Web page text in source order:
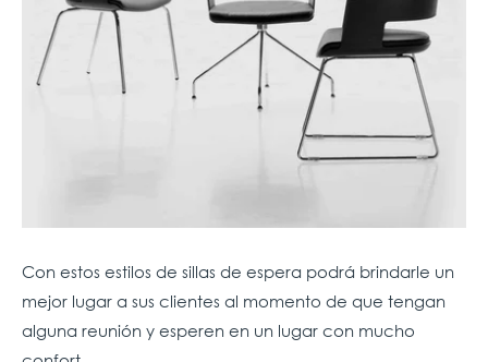
Con estos estilos de sillas de espera podrá brindarle un
mejor lugar a sus clientes al momento de que tengan
alguna reunión y esperen en un lugar con mucho